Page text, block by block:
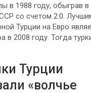
в 1988 году, обыграв
со счетом 2:0.
Турции на Евро
в 2008 году. Тогда
Турции
«волчье